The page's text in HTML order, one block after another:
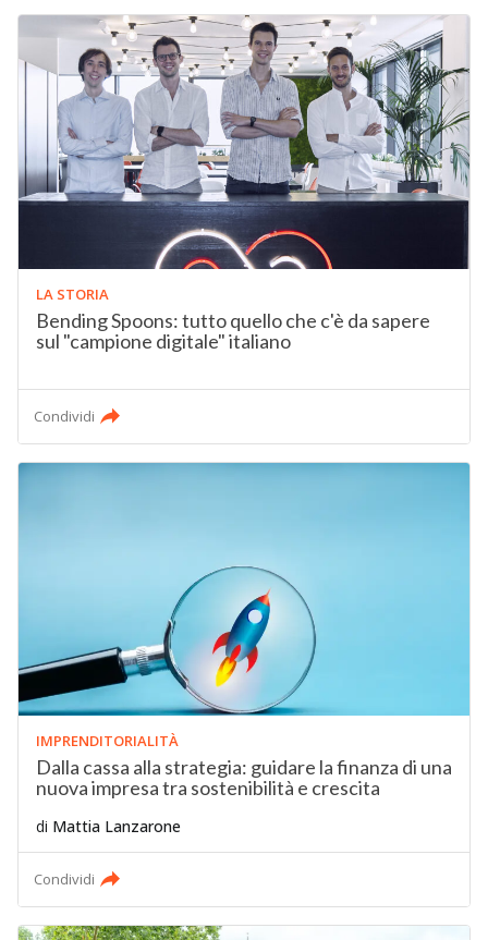
LA STORIA
Bending Spoons: tutto quello che c'è da sapere
sul "campione digitale" italiano
Condividi
IMPRENDITORIALITÀ
Dalla cassa alla strategia: guidare la finanza di una
nuova impresa tra sostenibilità e crescita
di Mattia Lanzarone
Condividi